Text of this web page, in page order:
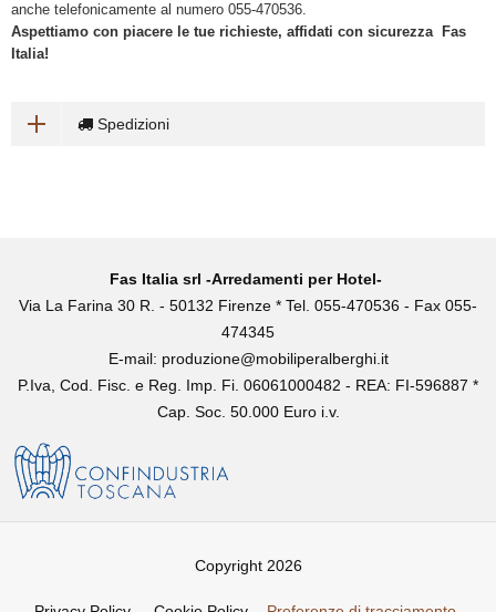
anche telefonicamente al numero 055-470536.
Aspettiamo con piacere le tue richieste, affidati con sicurezza Fas
Italia!
Spedizioni
Fas Italia srl -Arredamenti per Hotel-
Via La Farina 30 R. - 50132 Firenze * Tel. 055-470536 - Fax 055-
474345
E-mail: produzione@mobiliperalberghi.it
P.Iva, Cod. Fisc. e Reg. Imp. Fi. 06061000482 - REA: FI-596887 *
Cap. Soc. 50.000 Euro i.v.
Copyright 2026